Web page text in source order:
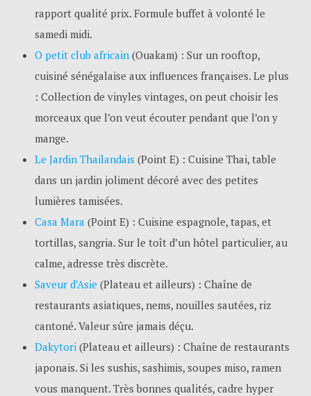
rapport qualité prix. Formule buffet à volonté le
samedi midi.
O petit club africain(Ouakam) : Sur un rooftop,
cuisiné sénégalaise aux influences françaises. Le plus
: Collection de vinyles vintages, on peut choisir les
morceaux que l’on veut écouter pendant que l’on y
mange.
Le Jardin Thailandais (Point E) : Cuisine Thai, table
dans un jardin joliment décoré avec des petites
lumières tamisées.
Casa Mara (Point E) : Cuisine espagnole, tapas, et
tortillas, sangria. Sur le toît d’un hôtel particulier, au
calme, adresse très discrète.
Saveur d’Asie (Plateau et ailleurs) : Chaîne de
restaurants asiatiques, nems, nouilles sautées, riz
cantoné. Valeur sûre jamais déçu.
Dakytori(Plateau et ailleurs) : Chaîne de restaurants
japonais. Si les sushis, sashimis, soupes miso, ramen
vous manquent. Très bonnes qualités, cadre hyper